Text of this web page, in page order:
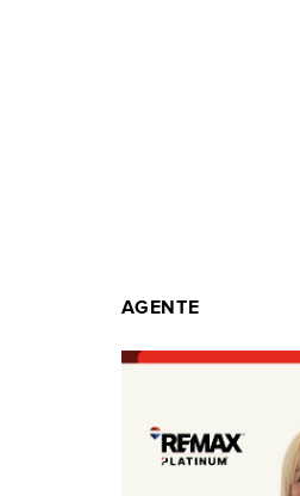
AGENTE